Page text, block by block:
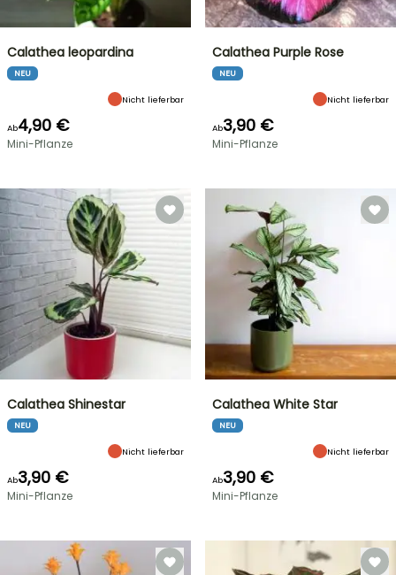
Calathea leopardina
NEU
Nicht lieferbar
Ab4,90 €
Mini-Pflanze
Calathea Purple Rose
NEU
Nicht lieferbar
Ab3,90 €
Mini-Pflanze
Calathea Shinestar
NEU
Nicht lieferbar
Ab3,90 €
Mini-Pflanze
Calathea White Star
NEU
Nicht lieferbar
Ab3,90 €
Mini-Pflanze